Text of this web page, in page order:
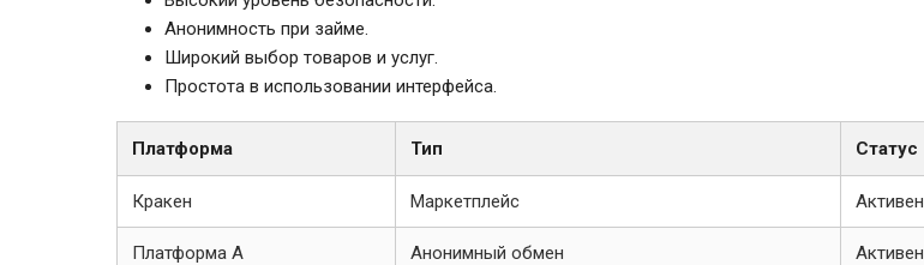
Анонимность при займе.
Широкий выбор товаров и услуг.
Простота в использовании интерфейса.
Платформа Тип Статус
Кракен Маркетплейс Активен
Платформа A Анонимный обмен Активен